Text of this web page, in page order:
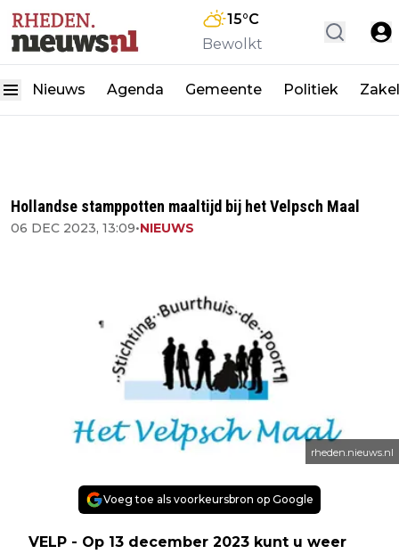
15°C
Bewolkt
Nieuws Agenda Gemeente Politiek
Hollandse stamppotten maaltijd bij het Velpsch Maal
06 DEC 2023, 13:09•NIEUWS
rheden.nieuws.nl
Voeg toe als voorkeursbron op Google
VELP - Op 13 december 2023 kunt u weer